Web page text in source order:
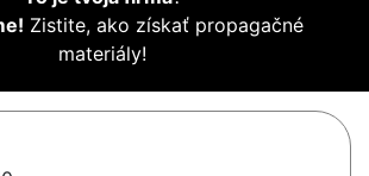
Zistite, ako získať propagačné
materiály!